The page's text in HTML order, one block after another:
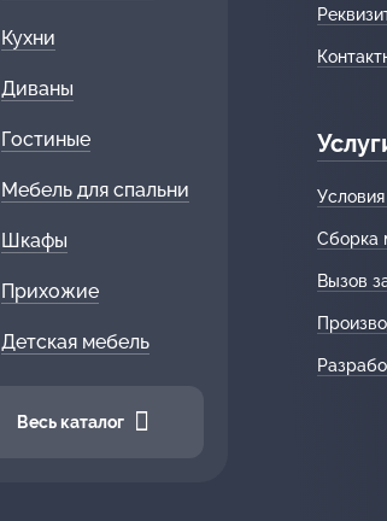
Кухни
Диваны
Гостиные
Мебель для спальни
Шкафы
Прихожие
Детская мебель
Весь каталог
Сборка
Вызов